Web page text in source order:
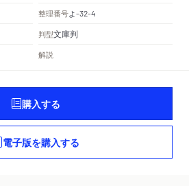
整理番号よ-32-4
判型文庫判
解説
購入する
電子版を購入する